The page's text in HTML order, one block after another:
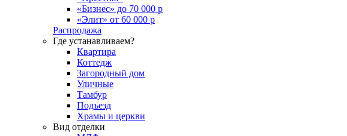
«Бизнес» до 70 000 р
«Элит» от 60 000 р
Распродажа
Где устанавливаем?
Квартира
Коттедж
Загородный дом
Уличные
Тамбур
Подъезд
Храмы и церкви
Вид отделки